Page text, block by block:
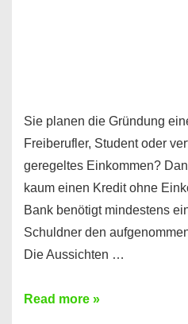
Sie planen die Gründung
Freiberufler, Student oder
geregeltes Einkommen?
kaum einen Kredit ohne
Bank benötigt mindestens
Schuldner den
Die Aussichten …
Mit
Read more »